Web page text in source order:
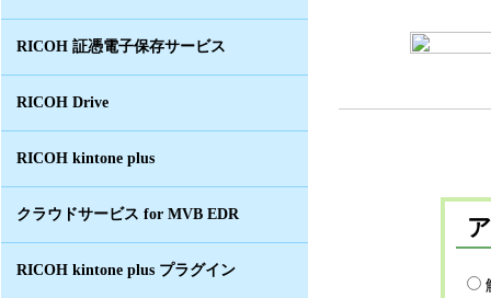
RICOH 証憑電子保存サービス
RICOH Drive
RICOH kintone plus
クラウドサービス for MVB EDR
RICOH kintone plus プラグイン